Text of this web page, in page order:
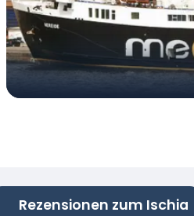
Rezensionen zum Ischia